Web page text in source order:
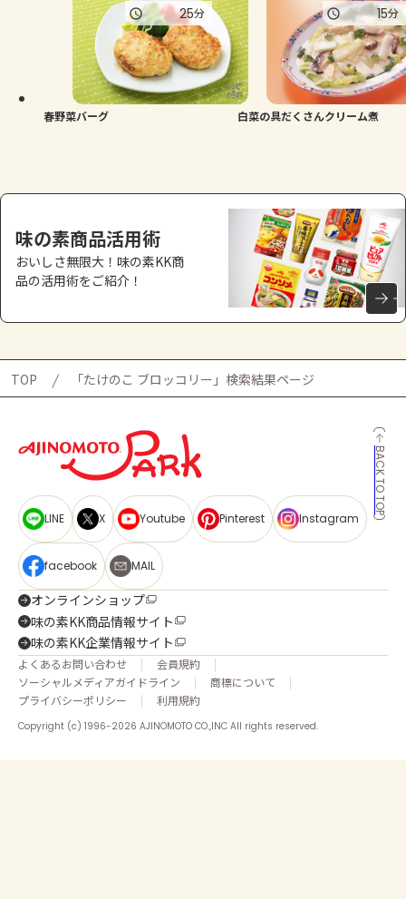
春野菜バーグ
25分
白菜の具だくさんクリーム煮
15分
味の素商品活用術
おいしさ無限大！味の素KK商
品の活用術をご紹介！
TOP 「たけのこ ブロッコリー」検索結果ページ
BACK TO TOP
LINE X Youtube Pinterest Instagram
facebook MAIL
オンラインショップ
味の素KK商品情報サイト
味の素KK企業情報サイト
よくあるお問い合わせ
会員規約
ソーシャルメディアガイドライン
商標について
プライバシーポリシー
利用規約
Copyright (c) 1996-2026 AJINOMOTO CO.,INC All rights reserved.